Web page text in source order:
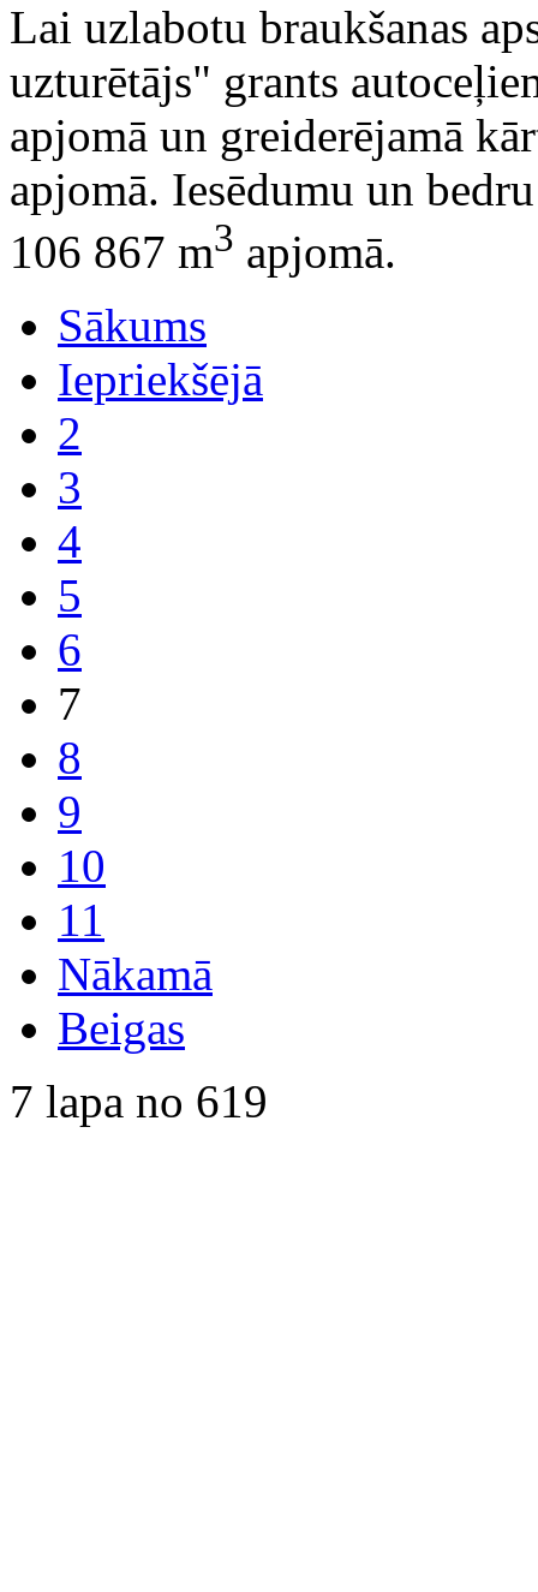
Lai uzlabotu braukšanas
uzturētājs" grants
apjomā un greiderējamā
apjomā. Iesēdumu un
106 867 m3 apjomā.
Sākums
Iepriekšējā
2
3
4
5
6
7
8
9
10
11
Nākamā
Beigas
7 lapa no 619